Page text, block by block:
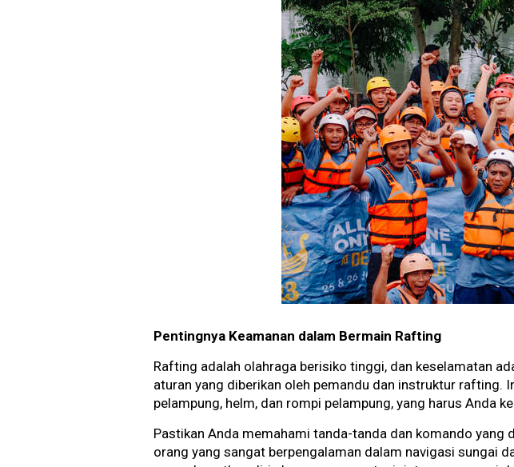
Pentingnya Keamanan dalam Bermain Rafting
Rafting adalah olahraga berisiko tinggi, dan keselamatan
aturan yang diberikan oleh pemandu dan instruktur rafting.
pelampung, helm, dan rompi pelampung, yang harus Anda
Pastikan Anda memahami tanda-tanda dan komando yang
orang yang sangat berpengalaman dalam navigasi sungai